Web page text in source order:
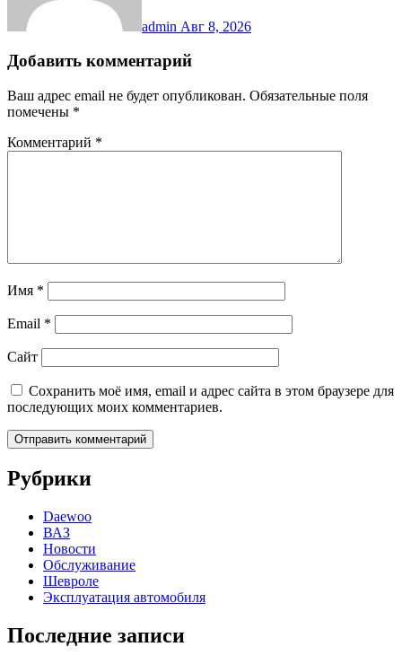
admin Авг 8, 2026
Добавить комментарий
Ваш адрес email не будет опубликован. Обязательные поля
помечены *
Комментарий *
Имя *
Email *
Сайт
Сохранить моё имя, email и адрес сайта в этом браузере для
последующих моих комментариев.
Рубрики
Daewoo
ВАЗ
Новости
Обслуживание
Шевроле
Эксплуатация автомобиля
Последние записи